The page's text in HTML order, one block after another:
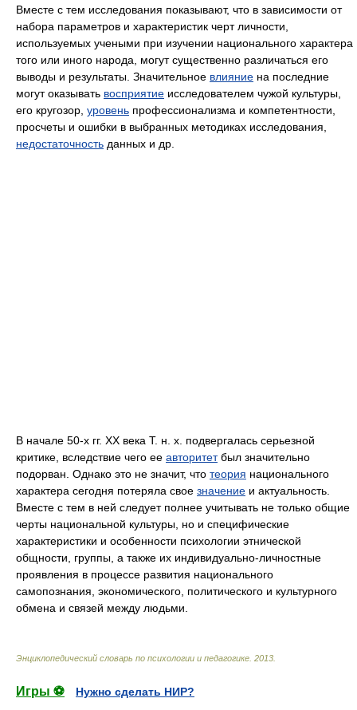
Вместе с тем исследования показывают, что в зависимости от
набора параметров и характеристик черт личности,
используемых учеными при изучении национального характера
того или иного народа, могут существенно различаться его
выводы и результаты. Значительное влияние на последние
могут оказывать восприятие исследователем чужой культуры,
его кругозор, уровень профессионализма и компетентности,
просчеты и ошибки в выбранных методиках исследования,
недостаточность данных и др.
В начале 50-х гг. XX века Т. н. х. подвергалась серьезной
критике, вследствие чего ее авторитетбыл значительно
подорван. Однако это не значит, что теория национального
характера сегодня потеряла свое значение и актуальность.
Вместе с тем в ней следует полнее учитывать не только общие
черты национальной культуры, но и специфические
характеристики и особенности психологии этнической
общности, группы, а также их индивидуально-личностные
проявления в процессе развития национального
самопознания, экономического, политического и культурного
обмена и связей между людьми.
Энциклопедический словарь по психологии и педагогике 2013
Игры ⚽
Нужно сделать НИР?